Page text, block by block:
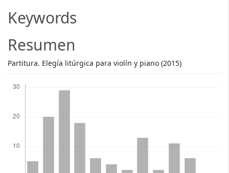
Keywords
Resumen
Partitura. Elegía litúrgica para violín y piano (2015)